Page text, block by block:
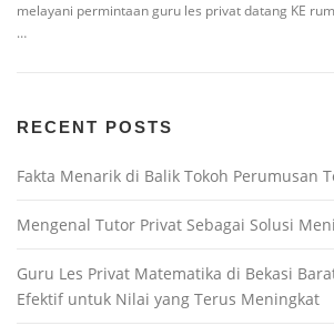
melayani permintaan guru les privat datang KE
…
RECENT POSTS
Fakta Menarik di Balik Tokoh Perumusan
Mengenal Tutor Privat Sebagai Solusi
Guru Les Privat Matematika di Bekasi
Efektif untuk Nilai yang Terus Meningkat